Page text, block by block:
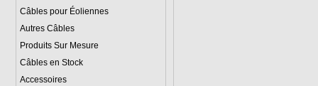
Câbles pour Éoliennes
Autres Câbles
Produits Sur Mesure
Câbles en Stock
Accessoires